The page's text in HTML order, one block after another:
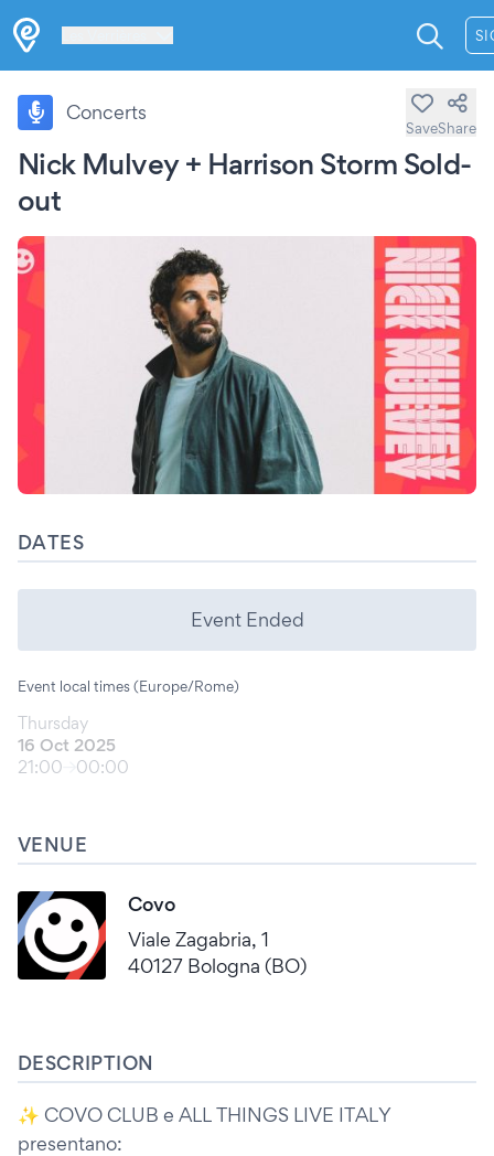
Nick Mulvey + Harrison Storm Sold-
out
Concerts
SaveShare
DATES
Event Ended
Event local times (Europe/Rome)
Thursday
16 Oct 2025
21:00
00:00
VENUE
Covo
Viale Zagabria, 1
40127 Bologna (BO)
DESCRIPTION
✨ COVO CLUB e ALL THINGS LIVE ITALY
presentano: